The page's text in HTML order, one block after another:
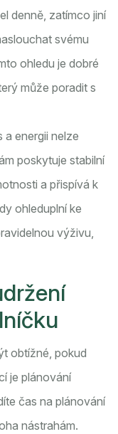
denně, zatímco jiní
svému
ohledu je dobré
může poradit s
a energii nelze
poskytuje stabilní
a přispívá k
ohleduplní ke
výživu,
obtížné, pokud
je plánování
čas na plánování
nástrahám.